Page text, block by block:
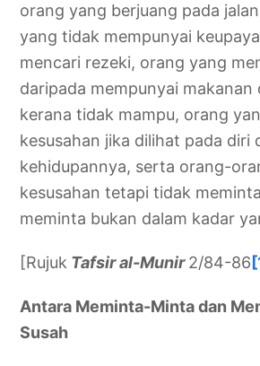
orang yang berjuang pada
yang tidak mempunyai
mencari rezeki, orang yang
daripada mempunyai makanan
kerana tidak mampu, orang
kesusahan jika dilihat pada diri
kehidupannya, serta orang-
kesusahan tetapi tidak
meminta bukan dalam kadar
[Rujuk Tafsir al-Munir 2/84-86
Antara Meminta-Minta dan
Susah